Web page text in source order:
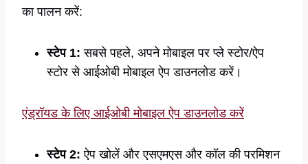
का पालन करें:
स्टेप 1: सबसे पहले, अपने मोबाइल पर प्ले स्टोर/ऐप
स्टोर से आईओबी मोबाइल ऐप डाउनलोड करें।
एंड्रॉयड के लिए आईओबी मोबाइल ऐप डाउनलोड करें
स्टेप 2: ऐप खोलें और एसएमएस और कॉल की परमिशन